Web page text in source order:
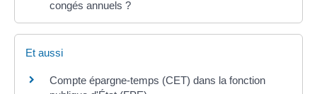
congés annuels ?
Et aussi
Compte épargne-temps (CET) dans la fonction